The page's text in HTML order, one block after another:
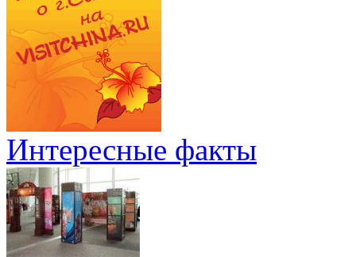
Интересные факты